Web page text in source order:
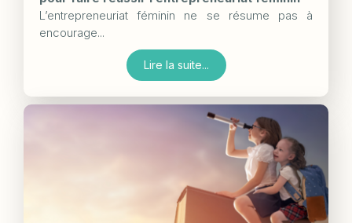
L’entrepreneuriat féminin ne se résume pas à
encourage...
Lire la suite...